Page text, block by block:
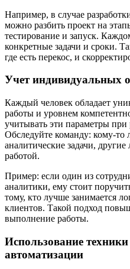
Например, в случае
можно разбить проект на
тестирование и запуск.
конкретные задачи и сроки.
где есть перекос, и
Учет индивидуальных
Каждый человек обладает
работы и уровнем
учитывать эти параметры при
Обследуйте команду: кому-то
аналитические задачи,
работой.
Пример: если один из
аналитики, ему стоит
тому, кто лучше занимается
клиентов. Такой подход
выполнение работы.
Использование
автоматизации